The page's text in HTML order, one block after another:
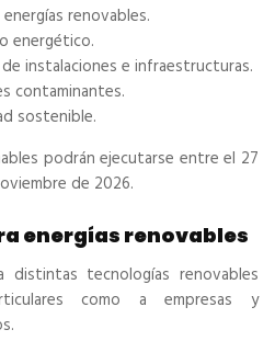
renovables.
energético.
instalaciones e infraestructuras.
contaminantes.
sostenible.
podrán ejecutarse entre el 27
de 2026.
energías renovables
distintas tecnologías renovables
como a empresas y